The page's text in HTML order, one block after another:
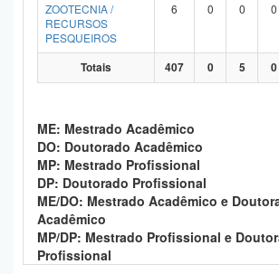
ZOOTECNIA /
RECURSOS
PESQUEIROS
6 0 0 0
Totais 407 0 5 0
ME: Mestrado Acadêmico
DO: Doutorado Acadêmico
MP: Mestrado Profissional
DP: Doutorado Profissional
ME/DO: Mestrado Acadêmico e
Acadêmico
MP/DP: Mestrado Profissional e
Profissional